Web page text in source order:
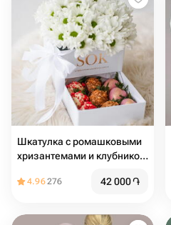
Шкатулка с ромашковыми
хризантемами и клубникой
4.96276 42 000֏